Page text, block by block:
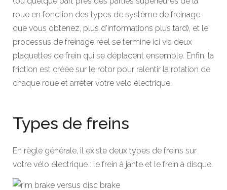
roue en fonction des types de système de freinage
que vous obtenez, plus d'informations plus tard), et le
processus de freinage réel se termine ici via deux
plaquettes de frein qui se déplacent ensemble. Enfin, la
friction est créée sur le rotor pour ralentir la rotation de
chaque roue et arrêter votre vélo électrique.
Types de freins
En règle générale, il existe deux types de freins sur
votre vélo électrique : le frein à jante et le frein à disque.